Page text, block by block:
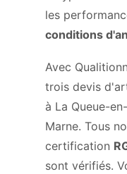
les
conditions
Avec
trois devis
à La Queue-
Marne. Tous
certification
sont vérifiés.